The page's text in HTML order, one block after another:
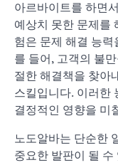
아르바이트를 하면
예상치 못한 문제를
험은 문제 해결 능력
를 들어, 고객의 불
절한 해결책을 찾아
스킬입니다. 이러한
결정적인 영향을 미
노도알바는 단순한
중요한 발판이 될